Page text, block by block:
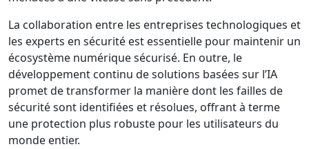
La collaboration entre les entreprises technologiques et
les experts en sécurité est essentielle pour maintenir un
écosystème numérique sécurisé. En outre, le
développement continu de solutions basées sur l’IA
promet de transformer la manière dont les failles de
sécurité sont identifiées et résolues, offrant à terme
une protection plus robuste pour les utilisateurs du
monde entier.